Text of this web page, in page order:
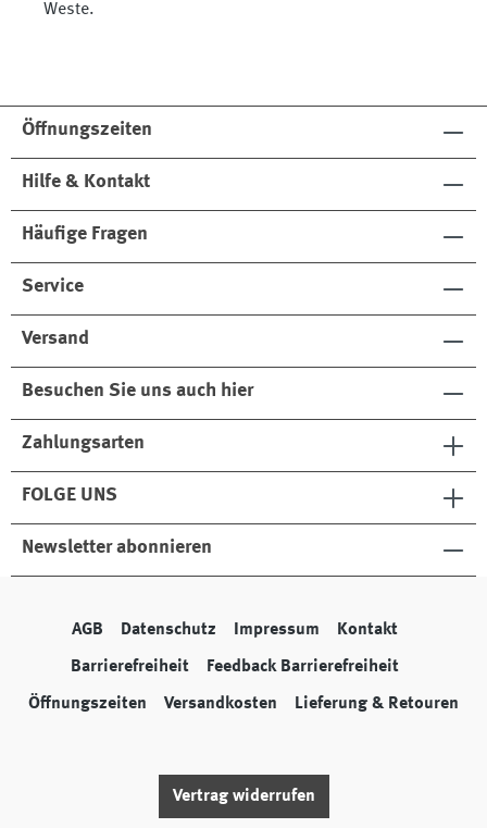
Weste.
Öffnungszeiten
Hilfe & Kontakt
Häufige Fragen
Service
Versand
Besuchen Sie uns auch hier
Zahlungsarten
FOLGE UNS
Newsletter abonnieren
AGB Datenschutz Impressum Kontakt
Barrierefreiheit Feedback Barrierefreiheit
Öffnungszeiten Versandkosten Lieferung & Retouren
Vertrag widerrufen